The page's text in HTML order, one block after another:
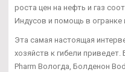
роста цен на нефть и газ
Индусов и помощь в огранке
Эта самая настоящая
хозяйств к гибели
Pharm Вологда, Болденон